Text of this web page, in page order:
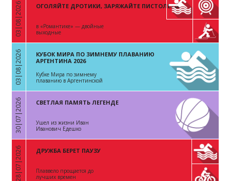
«
03|08|2026 ОГОЛЯЙТЕ ДРОТИКИ, ЗАРЯЖАЙТЕ ПИСТОЛЕТЫ
в «Романтике» — двойные
выходные
«
03|08|2026
КУБОК МИРА ПО ЗИМНЕМУ ПЛАВАНИЮ
АРГЕНТИНА 2026
Кубке Мира по зимнему
плаванию в Аргентинской
«
30|07|2026 СВЕТЛАЯ ПАМЯТЬ ЛЕГЕНДЕ
Ушел из жизни Иван
Иванович Едешко
«
28|07|2026 ДРУЖБА БЕРЕТ ПАУЗУ
Плаввело прощается до
лучших времен